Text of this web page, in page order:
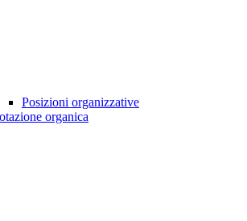
Posizioni organizzative
organica